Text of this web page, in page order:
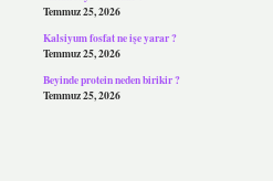
Temmuz 25, 2026
Kalsiyum fosfat ne işe yarar ?
Temmuz 25, 2026
Beyinde protein neden birikir ?
Temmuz 25, 2026